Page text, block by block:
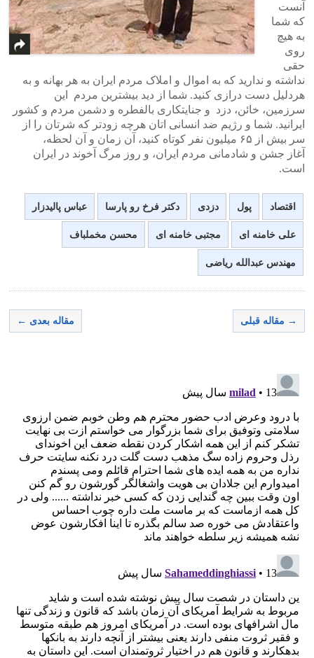
آنست
که شما
به هیچ
روی
حقی
نداشته و ندارید که به اموال و املاک مردم ایران به هر بهانه و به
هردلیل دست درازی کنید. شما از دید بیشترین مردم این
سرزمین، خائن، دزد و جنایتکاری بالفطره و دشمن مردم و کشور
ایرانید. شما و رژیم ضد انسانی اتان هرچه زودتر که شرتان را از
سر بیش از ۶۵ میلیون نفر کوتاه کنید، آن زمان و آن لحظه،
آغاز جشن و شادمانی مردم ایران، و روز مرگ آخوند در ایران
است.
اقتصاد پول دزدی دکتر فرخ رو پارسا عباس پالیدزار
علی خامنه ای مجتبی خامنه ای محسن مخملباف
مهندس عبدالله ریاضی
→ مقاله قبلی مقاله بعدی ←